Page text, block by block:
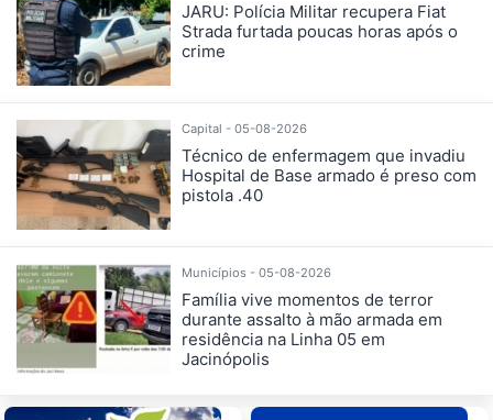
JARU: Polícia Militar recupera Fiat
Strada furtada poucas horas após o
crime
Capital - 05-08-2026
Técnico de enfermagem que invadiu
Hospital de Base armado é preso com
pistola .40
Municípios - 05-08-2026
Família vive momentos de terror
durante assalto à mão armada em
residência na Linha 05 em
Jacinópolis